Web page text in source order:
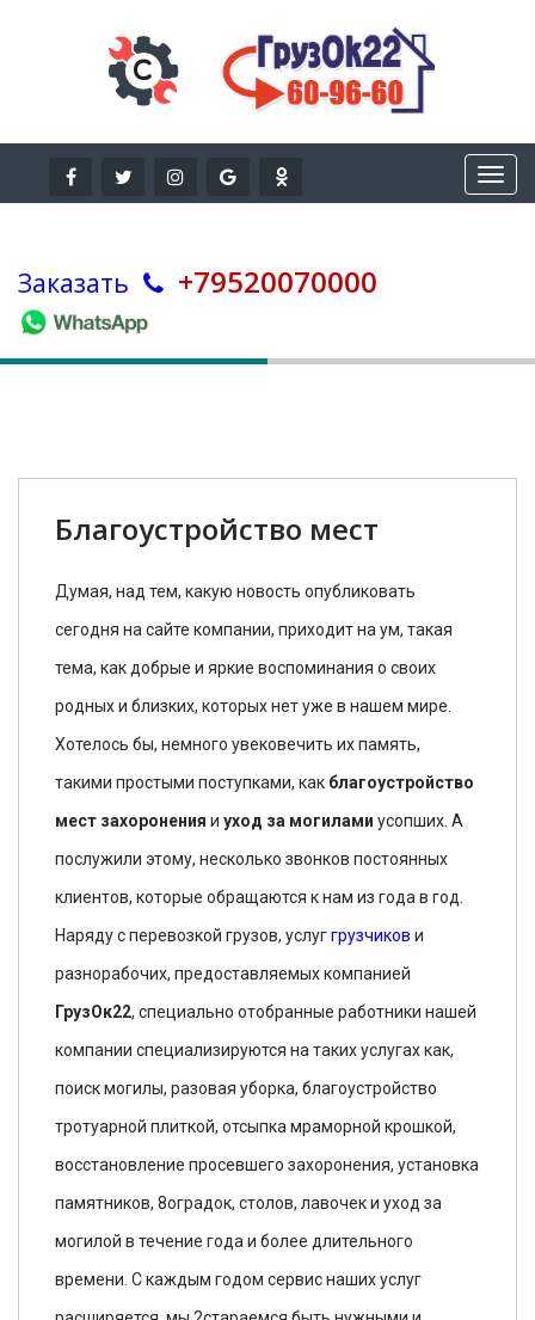
Заказать +79520070000
Благоустройство мест
Думая, над тем, какую новость опубликовать
сегодня на сайте компании, приходит на ум, такая
тема, как добрые и яркие воспоминания о своих
родных и близких, которых нет уже в нашем мире.
Хотелось бы, немного увековечить их память,
такими простыми поступками, как благоустройство
мест захоронения и уход за могилами усопших. А
послужили этому, несколько звонков постоянных
клиентов, которые обращаются к нам из года в год.
Наряду с перевозкой грузов, услуггрузчиков и
разнорабочих, предоставляемых компанией
ГрузОк22, специально отобранные работники нашей
компании специализируются на таких услугах как,
поиск могилы, разовая уборка, благоустройство
тротуарной плиткой, отсыпка мраморной крошкой,
восстановление просевшего захоронения, установка
памятников, 8оградок, столов, лавочек и уход за
могилой в течение года и более длительного
времени. С каждым годом сервис наших услуг